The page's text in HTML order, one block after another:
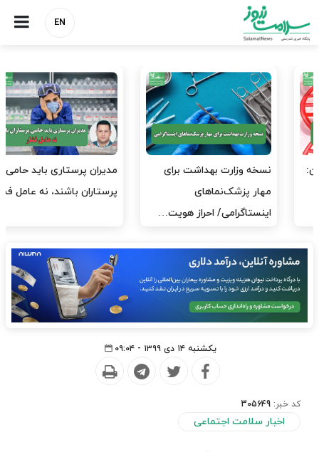
EN
مدیران پرستاری باید حامی
پرستاران باشند، نه عامل فشار
مدیریت سلامت، میدان
آزمون و خطا نیست
یکشنبه ۱۴ دی ۱۳۹۹ - ۰۹:۰۴
کد خبر: 305649
اخبار سلامت اجتماعی